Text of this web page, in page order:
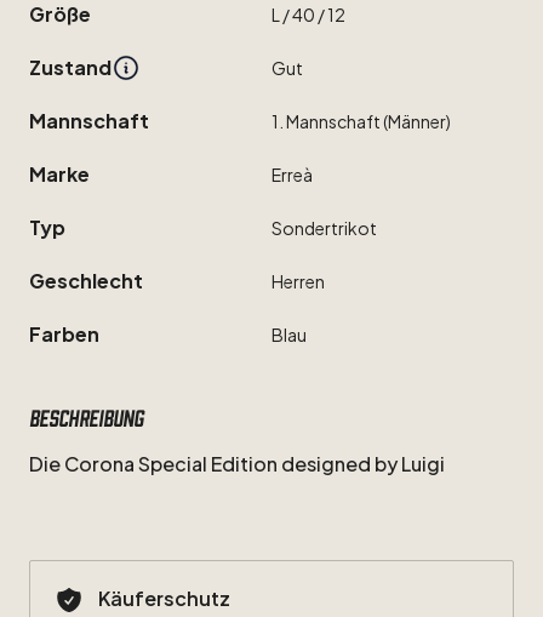
Größe L ​/​40 ​/​12
Zustand Gut
Mannschaft 1. Mannschaft(Männer)
Marke Erreà
Typ Sondertrikot
Geschlecht Herren
Farben Blau
Beschreibung
DieCoronaSpecial Edition designed byLuigi
Käuferschutz